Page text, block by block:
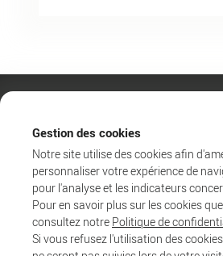
Gestion des cookies
Notre site utilise des cookies afin
personnaliser votre expérience de
pour l'analyse et les indicateurs
Pour en savoir plus sur les cookies
consultez notre Politique de
Si vous refusez l'utilisation des